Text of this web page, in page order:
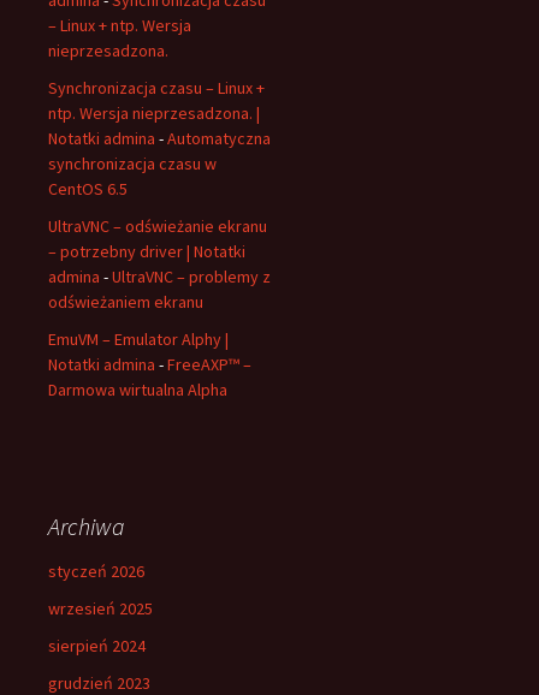
– Linux + ntp. Wersja
nieprzesadzona.
Synchronizacja czasu – Linux +
ntp. Wersja nieprzesadzona. |
Notatki admina -Automatyczna
synchronizacja czasu w
CentOS 6.5
UltraVNC – odświeżanie ekranu
– potrzebny driver | Notatki
admina -UltraVNC – problemy z
odświeżaniem ekranu
EmuVM – Emulator Alphy |
Notatki admina -FreeAXP™ –
Darmowa wirtualna Alpha
Archiwa
styczeń 2026
wrzesień 2025
sierpień 2024
grudzień 2023